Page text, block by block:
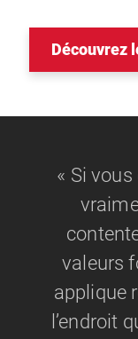
Découvrez
« Si
valeurs
applique
l’endroit